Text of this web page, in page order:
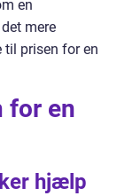
en
mere
til prisen for en
for en
hjælp